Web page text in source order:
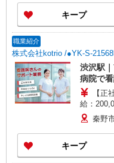
により変
間） ※固
手当とし
歓迎 ・
者研修
キープ
職業紹介
株式会社kotrio /●YK-S-
渋沢駅
病院で
【正
給：
30,000円
善手当：
により変
間） ※固
手当とし
秦野
キープ